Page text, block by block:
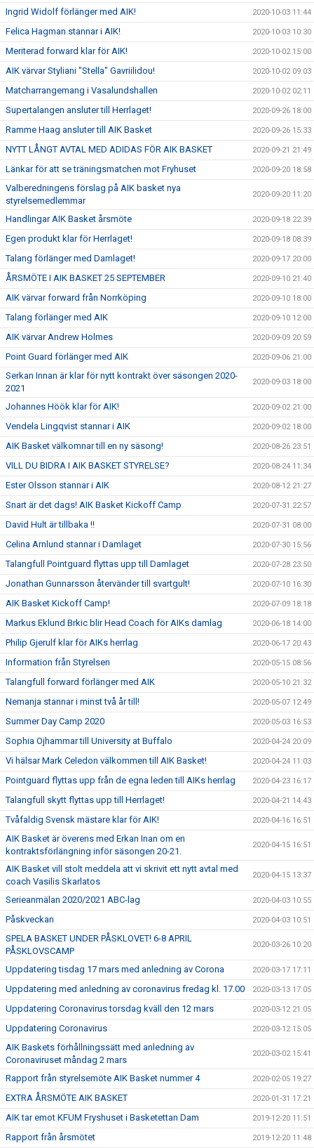
Ingrid Widolf förlänger med AIK! 2020-10-03 11:44
Felica Hagman stannar i AIK! 2020-10-03 10:30
Meriterad forward klar för AIK! 2020-10-02 15:00
AIK värvar Styliani "Stella" Gavriilidou! 2020-10-02 09:03
Matcharrangemang i Vasalundshallen 2020-10-02 02:11
Supertalangen ansluter till Herrlaget! 2020-09-26 18:00
Ramme Haag ansluter till AIK Basket 2020-09-26 15:33
NYTT LÅNGT AVTAL MED ADIDAS FÖR AIK BASKET 2020-09-21 21:49
Länkar för att se träningsmatchen mot Fryhuset 2020-09-20 18:58
Valberedningens förslag på AIK basket nya
styrelsemedlemmar
2020-09-20 11:20
Handlingar AIK Basket årsmöte 2020-09-18 22:39
Egen produkt klar för Herrlaget! 2020-09-18 08:39
Talang förlänger med Damlaget! 2020-09-17 20:00
ÅRSMÖTE I AIK BASKET 25 SEPTEMBER 2020-09-10 21:40
AIK värvar forward från Norrköping 2020-09-10 18:00
Talang förlänger med AIK 2020-09-10 12:00
AIK värvar Andrew Holmes 2020-09-09 20:59
Point Guard förlänger med AIK 2020-09-06 21:00
Serkan Innan är klar för nytt kontrakt över säsongen 2020-
2021
2020-09-03 18:00
Johannes Höök klar för AIK! 2020-09-02 21:00
Vendela Lingqvist stannar i AIK 2020-09-02 18:00
AIK Basket välkomnar till en ny säsong! 2020-08-26 23:51
VILL DU BIDRA I AIK BASKET STYRELSE? 2020-08-24 11:34
Ester Olsson stannar i AIK 2020-08-12 21:27
Snart är det dags! AIK Basket Kickoff Camp 2020-07-31 22:57
David Hult är tillbaka !! 2020-07-31 08:00
Celina Arnlund stannar i Damlaget 2020-07-30 15:56
Talangfull Pointguard flyttas upp till Damlaget 2020-07-28 23:50
Jonathan Gunnarsson återvänder till svartgult! 2020-07-10 16:30
AIK Basket Kickoff Camp! 2020-07-09 18:18
Markus Eklund Brkic blir Head Coach för AIKs damlag 2020-06-18 14:00
Philip Gjerulf klar för AIKs herrlag 2020-06-17 20:43
Information från Styrelsen 2020-05-15 08:56
Talangfull forward förlänger med AIK 2020-05-10 21:32
Nemanja stannar i minst två år till! 2020-05-07 12:49
Summer Day Camp 2020 2020-05-03 16:53
Sophia Ojhammar till University at Buffalo 2020-04-24 20:09
Vi hälsar Mark Celedon välkommen till AIK Basket! 2020-04-24 11:03
Pointguard flyttas upp från de egna leden till AIKs herrlag 2020-04-23 16:17
Talangfull skytt flyttas upp till Herrlaget! 2020-04-21 14:43
Tvåfaldig Svensk mästare klar för AIK! 2020-04-16 16:51
AIK Basket är överens med Erkan Inan om en
kontraktsförlängning inför säsongen 20-21.
2020-04-15 16:51
AIK Basket vill stolt meddela att vi skrivit ett nytt avtal med
coach Vasilis Skarlatos
2020-04-15 13:37
Serieanmälan 2020/2021 ABC-lag 2020-04-03 10:55
Påskveckan 2020-04-03 10:51
SPELA BASKET UNDER PÅSKLOVET! 6-8 APRIL
PÅSKLOVSCAMP
2020-03-26 10:20
Uppdatering tisdag 17 mars med anledning av Corona 2020-03-17 17:11
Uppdatering med anledning av coronavirus fredag kl. 17.00 2020-03-13 17:05
Uppdatering Coronavirus torsdag kväll den 12 mars 2020-03-12 21:05
Uppdatering Coronavirus 2020-03-12 15:05
AIK Baskets förhållningssätt med anledning av
Coronaviruset måndag 2 mars
2020-03-02 15:41
Rapport från styrelsemöte AIK Basket nummer 4 2020-02-05 19:27
EXTRA ÅRSMÖTE AIK BASKET 2020-01-31 17:21
AIK tar emot KFUM Fryshuset i Basketettan Dam 2019-12-20 11:51
Rapport från årsmötet 2019-12-20 11:48